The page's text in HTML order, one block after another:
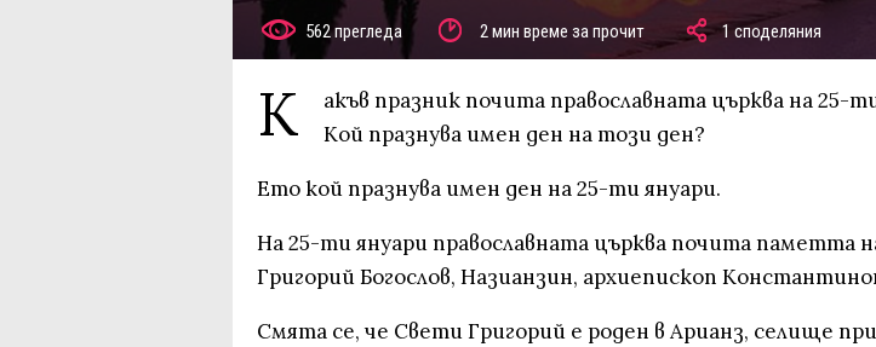
562 прегледа 2 мин време за прочит 1 споделяния
К
акъв празник почита православната църква на 25-
Кой празнува имен ден на този ден?
Ето кой празнува имен ден на 25-ти януари.
На 25-ти януари православната църква почита паметта
Григорий Богослов, Назианзин, архиепископ
Смята се, че Свети Григорий е роден в Арианз, селище